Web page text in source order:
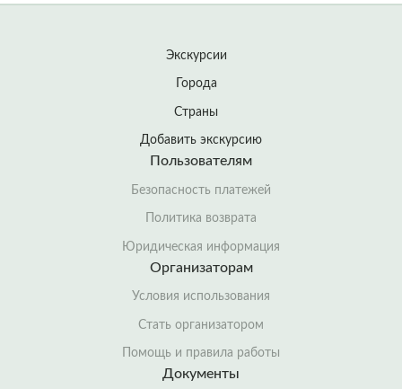
Экскурсии
Города
Страны
Добавить экскурсию
Пользователям
Безопасность платежей
Политика возврата
Юридическая информация
Организаторам
Условия использования
Стать организатором
Помощь и правила работы
Документы